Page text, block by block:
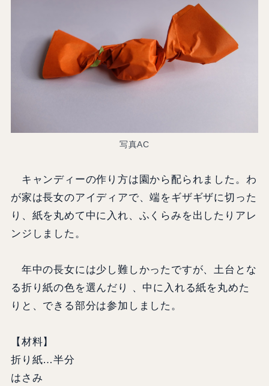
写真AC
キャンディーの作り方は園から配られました。わ
が家は長女のアイディアで、端をギザギザに切った
り、紙を丸めて中に入れ、ふくらみを出したりアレ
ンジしました。
年中の長女には少し難しかったですが、土台とな
る折り紙の色を選んだり 、中に入れる紙を丸めた
りと、できる部分は参加しました。
【材料】
折り紙…半分
はさみ